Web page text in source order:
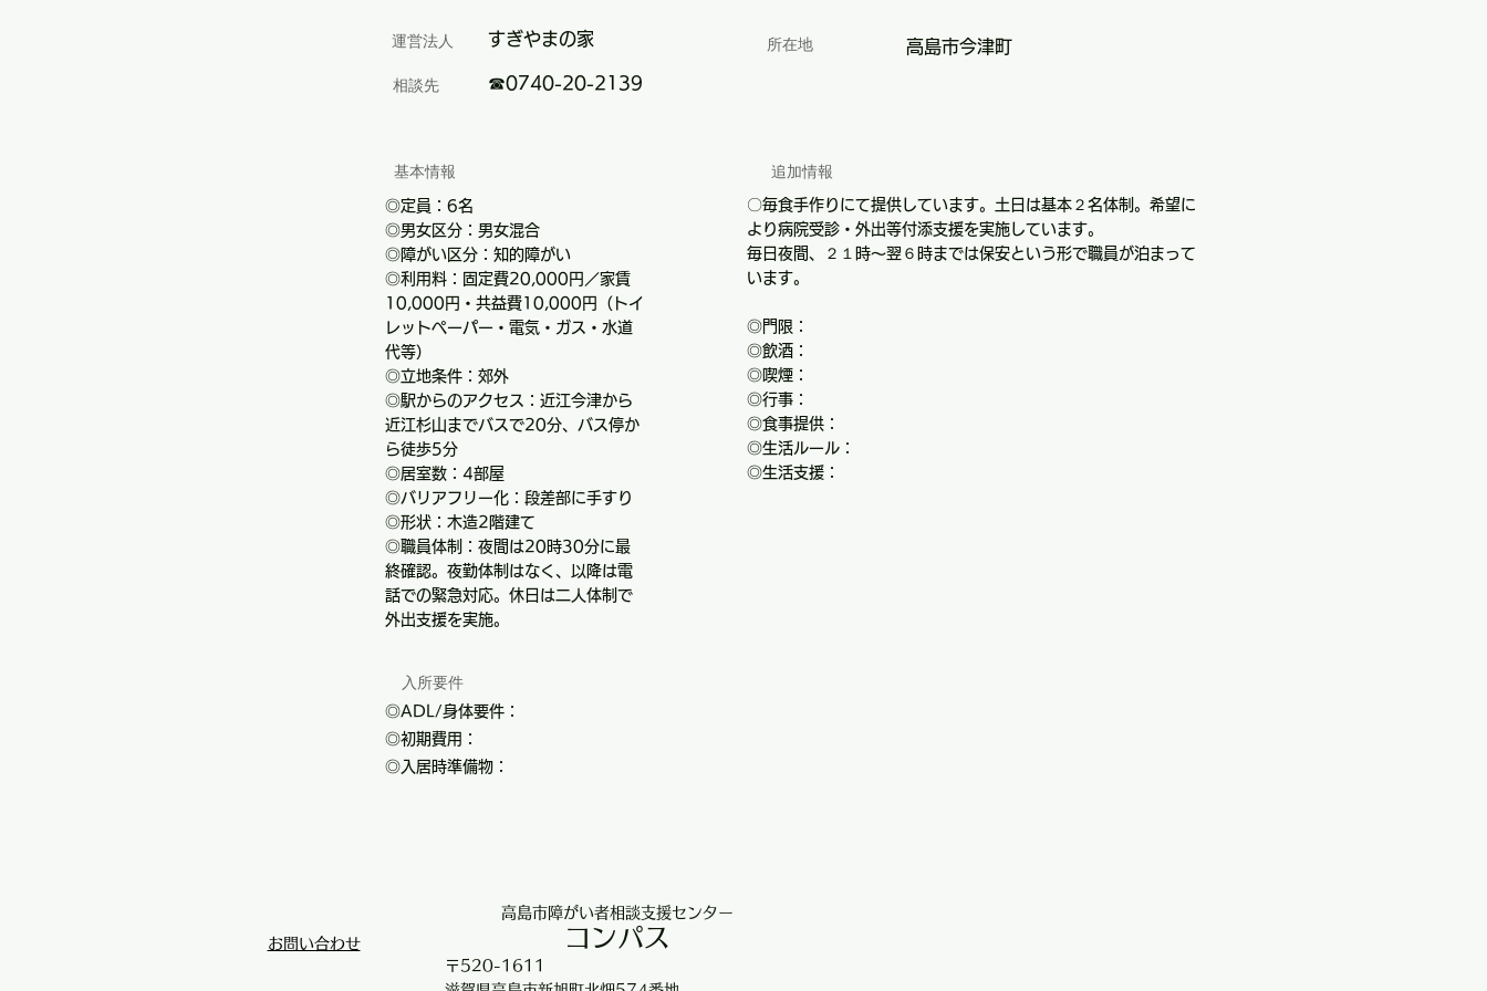
​運営法人 すぎやまの家 所在地 高島市今津町
☎0740-20-2139
相談先
基本情報
◎定員：6名
◎男女区分：男女混合
◎障がい区分：知的障がい
◎利用料：固定費20,000円／家賃
10,000円・共益費10,000円（トイ
レットペーパー・電気・ガス・水道
代等）
◎立地条件：郊外
◎駅からのアクセス：近江今津から
近江杉山までバスで20分、バス停か
ら徒歩5分
◎居室数：4部屋
◎バリアフリー化：段差部に手すり
◎形状：木造2階建て
◎職員体制：夜間は20時30分に最
終確認。夜勤体制はなく、以降は電
話での緊急対応。休日は二人体制で
外出支援を実施。
追加情報
〇毎食手作りにて提供しています。土日は基本２名体制。希望に
より病院受診・外出等付添支援を実施しています。
毎日夜間、２１時～翌６時までは保安という形で職員が泊まって
います。
◎門限：
◎飲酒：
◎喫煙：
◎行事：
◎食事提供：
◎生活ルール：
◎生活支援：
入所要件
◎ADL/身体要件：
◎初期費用：
◎入居時準備物：
お問い合わせ
高島市障がい者相談支援センター
コンパス
〒520-1611